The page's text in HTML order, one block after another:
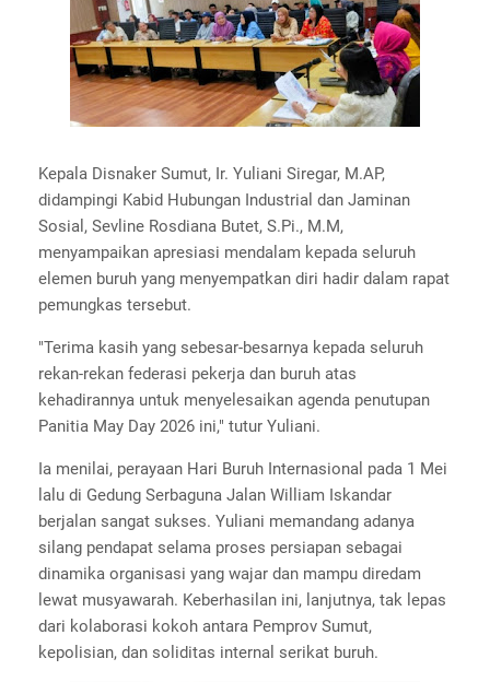
Kepala Disnaker Sumut, Ir. Yuliani Siregar, M.AP,
didampingi Kabid Hubungan Industrial dan Jaminan
Sosial, Sevline Rosdiana Butet, S.Pi., M.M,
menyampaikan apresiasi mendalam kepada seluruh
elemen buruh yang menyempatkan diri hadir dalam rapat
pemungkas tersebut.
"Terima kasih yang sebesar-besarnya kepada seluruh
rekan-rekan federasi pekerja dan buruh atas
kehadirannya untuk menyelesaikan agenda penutupan
Panitia May Day 2026 ini," tutur Yuliani.
Ia menilai, perayaan Hari Buruh Internasional pada 1 Mei
lalu di Gedung Serbaguna Jalan William Iskandar
berjalan sangat sukses. Yuliani memandang adanya
silang pendapat selama proses persiapan sebagai
dinamika organisasi yang wajar dan mampu diredam
lewat musyawarah. Keberhasilan ini, lanjutnya, tak lepas
dari kolaborasi kokoh antara Pemprov Sumut,
kepolisian, dan soliditas internal serikat buruh.